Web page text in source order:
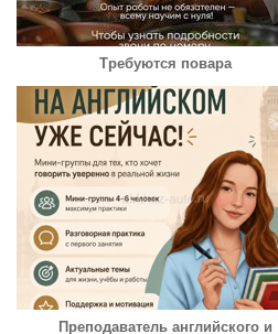
Требуются повара
Преподаватель английского и